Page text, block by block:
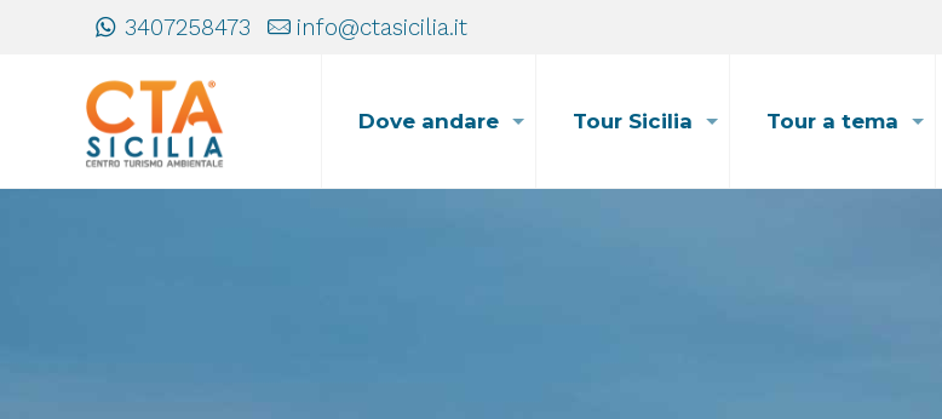
3407258473 info@ctasicilia.it
Dove andare Tour Sicilia Tour a tema